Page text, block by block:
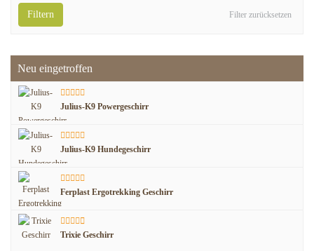
Filter zurücksetzen
Filtern
Neu eingetroffen
Julius-K9 Powergeschirr
Julius-K9 Hundegeschirr
Ferplast Ergotrekking Geschirr
Trixie Geschirr